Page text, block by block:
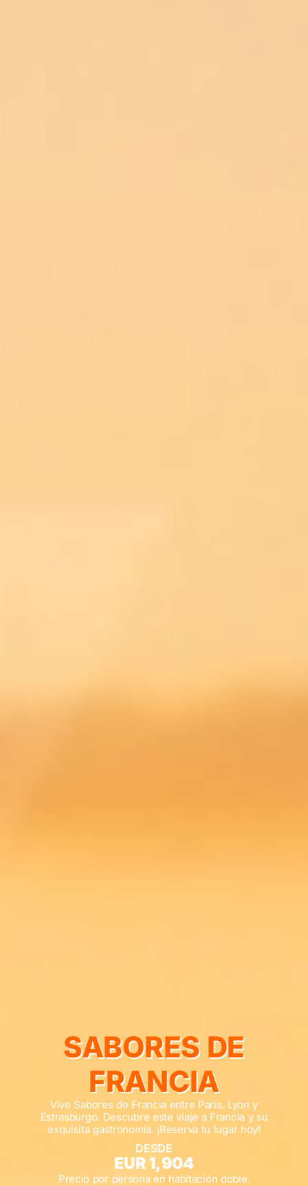
SABORES DE
FRANCIA
Vive Sabores de Francia entre París, Lyon y
Estrasburgo. Descubre este viaje a Francia y su
exquisita gastronomía. ¡Reserva tu lugar hoy!
DESDE
EUR 1,904
Precio por persona en habitación doble.